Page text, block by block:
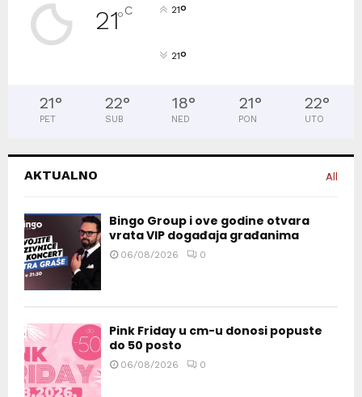
21°C 21°
21°
21°
PET
22°
SUB
18°
NED
21°
PON
22°
UTO
AKTUALNO All
Bingo Group i ove godine otvara
vrata VIP događaja građanima
06/08/2026 0
Pink Friday u cm-u donosi popuste
do 50 posto
06/08/2026 0